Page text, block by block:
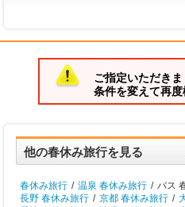
ご指定いただき
条件を変えて再度
他の春休み旅行を見る
春休み旅行 / 温泉 春休み旅行 / バス
長野 春休み旅行 / 京都 春休み旅行 /